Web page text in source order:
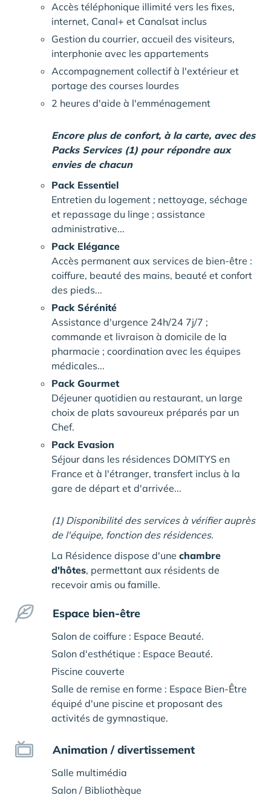
Accès téléphonique illimité vers les fixes,
internet, Canal+ et Canalsat inclus
Gestion du courrier, accueil des visiteurs,
interphonie avec les appartements
Accompagnement collectif à l'extérieur et
portage des courses lourdes
2 heures d'aide à l'emménagement
Encore plus de confort, à la carte, avec des
Packs Services (1) pour répondre aux
envies de chacun
Pack Essentiel
Entretien du logement ; nettoyage, séchage
et repassage du linge ; assistance
administrative...
Pack Elégance
Accès permanent aux services de bien-être :
coiffure, beauté des mains, beauté et confort
des pieds...
Pack Sérénité
Assistance d'urgence 24h/24 7j/7 ;
commande et livraison à domicile de la
pharmacie ; coordination avec les équipes
médicales...
Pack Gourmet
Déjeuner quotidien au restaurant, un large
choix de plats savoureux préparés par un
Chef.
Pack Evasion
Séjour dans les résidences DOMITYS en
France et à l'étranger, transfert inclus à la
gare de départ et d'arrivée...
(1) Disponibilité des services à vérifier auprès
de l'équipe, fonction des résidences.
La Résidence dispose d'une chambre
d'hôtes, permettant aux résidents de
recevoir amis ou famille.
Espace bien-être
Salon de coiffure : Espace Beauté.
Salon d'esthétique : Espace Beauté.
Piscine couverte
Salle de remise en forme : Espace Bien-Être
équipé d'une piscine et proposant des
activités de gymnastique.
Animation / divertissement
Salle multimédia
Salon / Bibliothèque